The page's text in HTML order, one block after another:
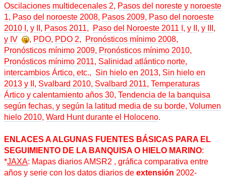
Oscilaciones multidecenales 2, Pasos del noreste y noroeste
1, Paso del noroeste 2008, Pasos 2009, Paso del noroeste
2010 I , y II , Pasos 2011, Paso del Noroeste 2011 I , y II , y III ,
y IV
, PDO, PDO 2, Pronósticos mínimo 2008,
Pronósticos mínimo 2009, Pronósticos mínimo 2010,
Pronósticos mínimo 2011, Salinidad atlántico norte,
intercambios Ártico, etc., Sin hielo en 2013, Sin hielo en
2013 y II , Svalbard 2010, Svalbard 2011, Temperaturas
Ártico y calentamiento años 30, Tendencia de la banquisa
según fechas, y según la latitud media de su borde, Volumen
hielo 2010, Ward Hunt durante el Holoceno.
ENLACES A ALGUNAS FUENTES BÁSICAS PARA EL
SEGUIMIENTO DE LA BANQUISA O HIELO MARINO:
*JAXA: Mapas diarios AMSR2 , gráfica comparativa entre
años y serie con los datos diarios de extensión 2002-